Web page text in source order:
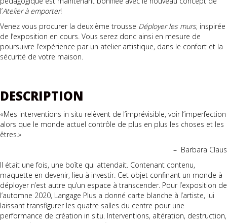
l’Atelier à emporter!
Venez vous procurer la deuxième trousse Déployer les murs, inspirée
de l’exposition en cours. Vous serez donc ainsi en mesure de
poursuivre l’expérience par un atelier artistique, dans le confort et la
sécurité de votre maison.
DESCRIPTION
«Mes interventions in situ relèvent de l’imprévisible, voir l’imperfection
alors que le monde actuel contrôle de plus en plus les choses et les
êtres.»
– Barbara Claus
Il était une fois, une boîte qui attendait. Contenant contenu,
maquette en devenir, lieu à investir. Cet objet confinant un monde à
déployer n’est autre qu’un espace à transcender. Pour l’exposition de
l’automne 2020, Langage Plus a donné carte blanche à l’artiste, lui
laissant transfigurer les quatre salles du centre pour une
performance de création in situ. Interventions, altération, destruction,